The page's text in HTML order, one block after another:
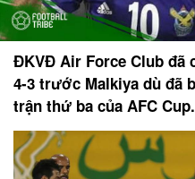
ĐKVĐ Air Force Club đã
4-3 trước Malkiya dù đã
trận thứ ba của AFC Cup.